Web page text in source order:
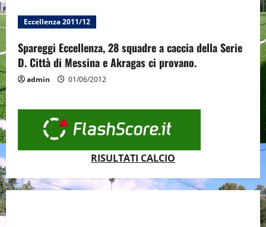
Eccellenza 2011/12
Spareggi Eccellenza, 28 squadre a caccia della Serie
D. Città di Messina e Akragas ci provano.
admin 01/06/2012
RISULTATI CALCIO